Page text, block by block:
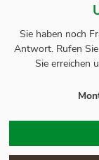
Sie haben noch
Antwort. Rufen
Sie erreichen